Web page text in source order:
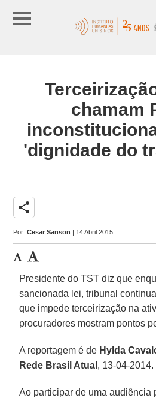
chamam
'dignidade do
share
Por:Cesar Sanson | 14 Abril 2015
Presidente do TST diz que
sancionada lei, tribunal
que impede terceirização na
procuradores mostram pontos
A reportagem é de Hylda
Rede Brasil Atual , 13-04-2014.
Ao participar de uma audiência